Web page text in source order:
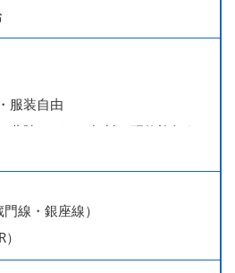
服装自由
北陸などへの無料の研修旅行あり
い食 あり
線・銀座線）